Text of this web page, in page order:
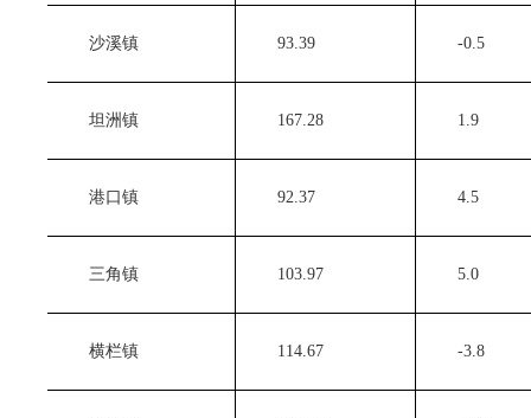
沙溪镇 93.39 -0.5
坦洲镇 167.28 1.9
港口镇 92.37 4.5
三角镇 103.97 5.0
横栏镇 114.67 -3.8